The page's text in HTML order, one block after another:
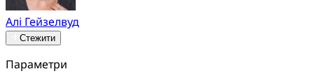
Алі Гейзелвуд
Стежити
Параметри